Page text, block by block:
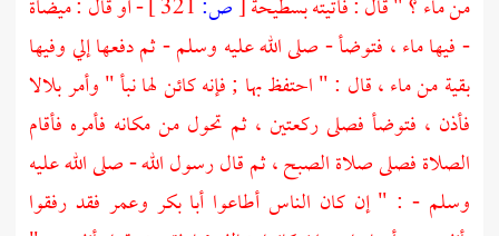
من ماء ؟ " قال : فأتيته بسطيحة[ص:
- أو قال : ميضأة
- فيها ماء ، فتوضأ - صلى الله عليه وسلم - ثم دفعها إلي وفيها
بقية من ماء ، قال : " احتفظ بها ; فإنه كائن لها نبأ " وأمربلالا
فأذن ، فتوضأ فصلى ركعتين ، ثم تحول من مكانه فأمره فأقام
الصلاة فصلى صلاة الصبح ، ثم قال رسول الله - صلى الله عليه
وسلم - : " إن كان الناس أطاعوا أبا بكر وعمر فقد رفقوا